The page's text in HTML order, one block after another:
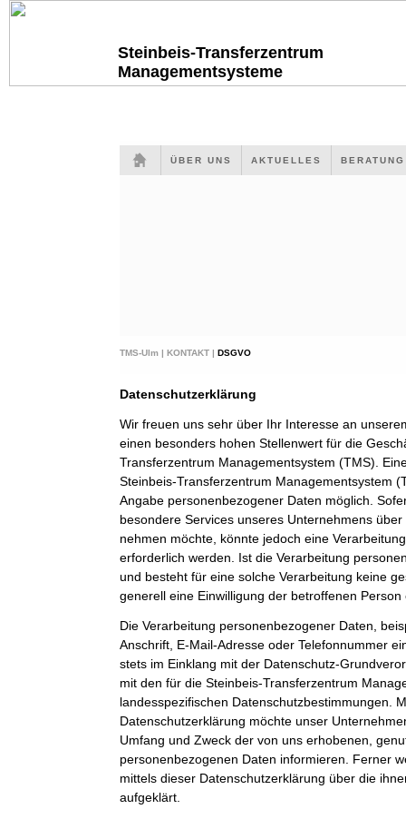
Steinbeis-Transferzentrum
Managementsysteme
ÜBER UNS AKTUELLES
TMS-Ulm | KONTAKT | DSGVO
Datenschutzerklärung
Wir freuen uns sehr über Ihr Interesse an
einen besonders hohen Stellenwert für die
Transferzentrum Managementsystem (TMS).
Steinbeis-Transferzentrum Managementsystem
Angabe personenbezogener Daten möglich.
besondere Services unseres Unternehmens
nehmen möchte, könnte jedoch eine
erforderlich werden. Ist die Verarbeitung
und besteht für eine solche Verarbeitung keine
generell eine Einwilligung der betroffenen Person
Die Verarbeitung personenbezogener Daten,
Anschrift, E-Mail-Adresse oder Telefonnummer
stets im Einklang mit der Datenschutz-
mit den für die Steinbeis-Transferzentrum
landesspezifischen Datenschutzbestimmungen.
Datenschutzerklärung möchte unser
Umfang und Zweck der von uns erhobenen,
personenbezogenen Daten informieren. Ferner
mittels dieser Datenschutzerklärung über die
aufgeklärt.